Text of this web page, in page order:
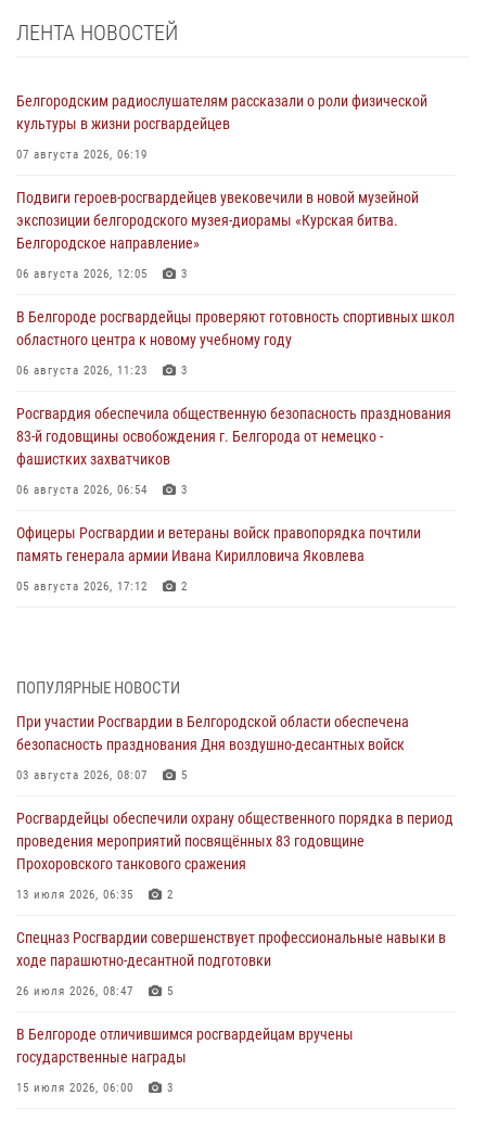
ЛЕНТА НОВОСТЕЙ
Белгородским радиослушателям рассказали о роли физической
культуры в жизни росгвардейцев
07 августа 2026, 06:19
Подвиги героев‑росгвардейцев увековечили в новой музейной
экспозиции белгородского музея‑диорамы «Курская битва.
Белгородское направление»
06 августа 2026, 12:05 3
В Белгороде росгвардейцы проверяют готовность спортивных школ
областного центра к новому учебному году
06 августа 2026, 11:23 3
Росгвардия обеспечила общественную безопасность празднования
83-й годовщины освобождения г. Белгорода от немецко -
фашистких захватчиков
06 августа 2026, 06:54 3
Офицеры Росгвардии и ветераны войск правопорядка почтили
память генерала армии Ивана Кирилловича Яковлева
05 августа 2026, 17:12 2
Росгвардия призывает белгородских владельцев оружия не
затягивать с перерегистрацией
Росгвардейцы спасли раненого при атаке FPV-дрона ВСУ жителя
белгородского приграничья
04 августа 2026, 10:43
За неделю белгородские росгвардейцы пресекли свыше 130
правонарушений
04 августа 2026, 06:03
Сотрудники Росгвардии задержали подозреваемую в краже
товаров из гипермаркета в Белгороде
03 августа 2026, 13:29
ПОПУЛЯРНЫЕ НОВОСТИ
При участии Росгвардии в Белгородской области обеспечена
безопасность празднования Дня воздушно-десантных войск
03 августа 2026, 08:07 5
Росгвардейцы обеспечили охрану общественного порядка в период
проведения мероприятий посвящённых 83 годовщине
Прохоровского танкового сражения
13 июля 2026, 06:35 2
Спецназ Росгвардии совершенствует профессиональные навыки в
ходе парашютно-десантной подготовки
26 июля 2026, 08:47 5
В Белгороде отличившимся росгвардейцам вручены
государственные награды
15 июля 2026, 06:00 3